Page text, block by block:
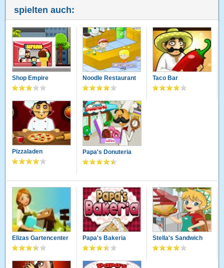
spielten auch:
Shop Empire Noodle Restaurant Taco Bar
Pizzaladen Papa's Donuteria
Elizas Gartencenter Papa's Bakeria Stella's Sandwich